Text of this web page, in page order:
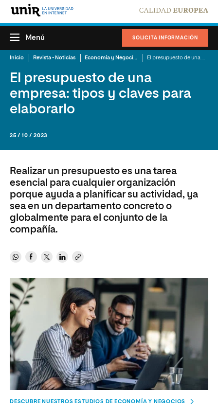
SOLICITA INFORMACIÓN
Menú
Inicio Revista - Noticias Economía y Negocios
El presupuesto de una
empresa: tipos y claves para
elaborarlo
25 / 10 / 2023
Realizar un presupuesto es una tarea
esencial para cualquier organización
porque ayuda a planificar su actividad, ya
sea en un departamento concreto o
globalmente para el conjunto de la
compañía.
DESCUBRE NUESTROS ESTUDIOS DE ECONOMÍA Y NEGOCIOS